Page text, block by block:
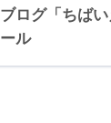
ブログ「ちば
ール